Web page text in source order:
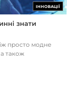
ІННОВАЦІЇ
знати
просто модне
а також